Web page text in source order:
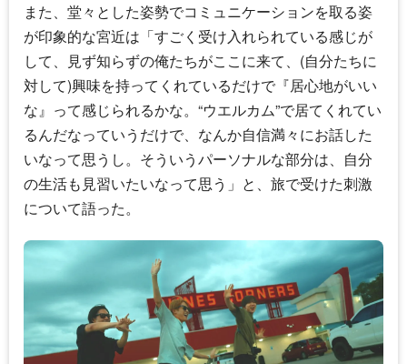
また、堂々とした姿勢でコミュニケーションを取る姿
が印象的な宮近は「すごく受け入れられている感じが
して、見ず知らずの俺たちがここに来て、(自分たちに
対して)興味を持ってくれているだけで『居心地がいい
な』って感じられるかな。“ウエルカム”で居てくれてい
るんだなっていうだけで、なんか自信満々にお話した
いなって思うし。そういうパーソナルな部分は、自分
の生活も見習いたいなって思う」と、旅で受けた刺激
について語った。